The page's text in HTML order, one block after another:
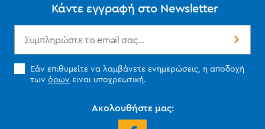
Κάντε εγγραφή στο Newsletter
Εάν επιθυμείτε να λαμβάνετε ενημερώσεις, η αποδοχή
των όρων ειναι υποχρεωτική.
Ακολουθήστε μας: